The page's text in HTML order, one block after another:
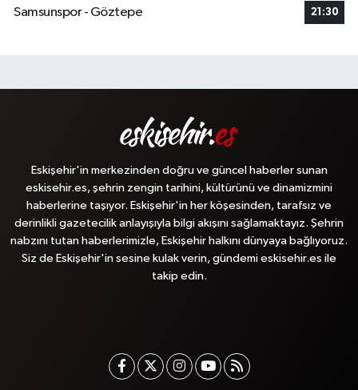
Samsunspor - Göztepe
21:30
Eskişehir'in merkezinden doğru ve güncel haberler sunan
eskisehir.es, şehrin zengin tarihini, kültürünü ve dinamizmini
haberlerine taşıyor. Eskişehir'in her köşesinden, tarafsız ve
derinlikli gazetecilik anlayışıyla bilgi akışını sağlamaktayız. Şehrin
nabzını tutan haberlerimizle, Eskişehir halkını dünyaya bağlıyoruz.
Siz de Eskişehir'in sesine kulak verin, gündemi eskisehir.es ile
takip edin.